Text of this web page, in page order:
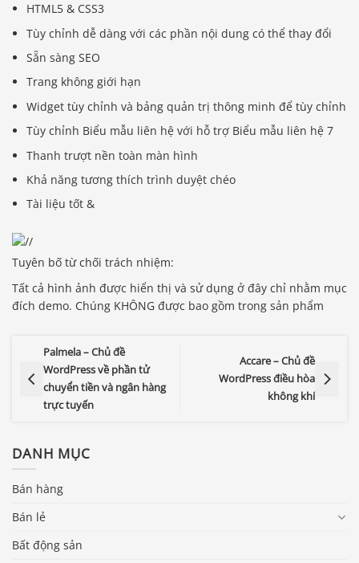
HTML5 & CSS3
Tùy chỉnh dễ dàng với các phần nội dung có thể thay đổi
Sẵn sàng SEO
Trang không giới hạn
Widget tùy chỉnh và bảng quản trị thông minh để tùy chỉnh
Tùy chỉnh Biểu mẫu liên hệ với hỗ trợ Biểu mẫu liên hệ 7
Thanh trượt nền toàn màn hình
Khả năng tương thích trình duyệt chéo
Tài liệu tốt &
Tuyên bố từ chối trách nhiệm:
Tất cả hình ảnh được hiển thị và sử dụng ở đây chỉ nhằm mục
đích demo. Chúng KHÔNG được bao gồm trong sản phẩm
Palmela – Chủ đề
WordPress về phần tử
chuyển tiền và ngân hàng
trực tuyến
Accare – Chủ đề
WordPress điều hòa
không khí
DANH MỤC
Bán hàng
Bán lẻ
Bất động sản